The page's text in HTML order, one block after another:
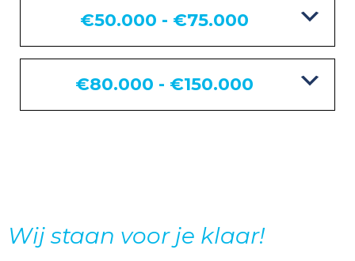
€50.000 - €75.000
€80.000 - €150.000
Wij staan voor je klaar!